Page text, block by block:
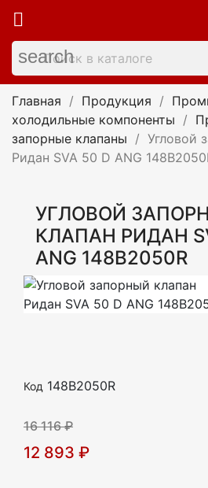

search
Главная Продукция
холодильные компоненты
запорные клапаны
Угловой
Ридан SVA 50 D ANG
УГЛОВОЙ
КЛАПАН РИДАН
ANG 148B2050R
Код 148B2050R
16 116 ₽
12 893 ₽